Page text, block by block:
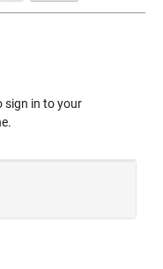
in to your